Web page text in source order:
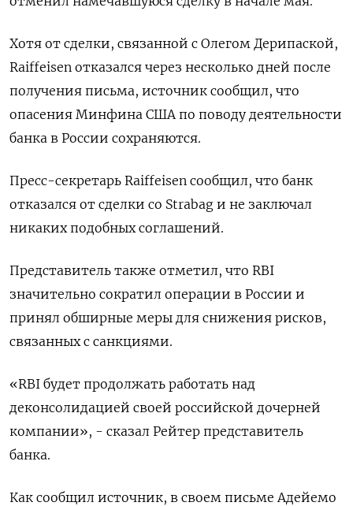
Хотя от сделки, связанной с Олегом Дерипаской,
Raiffeisen отказался через несколько дней после
получения письма, источник сообщил, что
опасения Минфина США по поводу деятельности
банка в России сохраняются.
Пресс-секретарь Raiffeisen сообщил, что банк
отказался от сделки со Strabag и не заключал
никаких подобных соглашений.
Представитель также отметил, что RBI
значительно сократил операции в России и
принял обширные меры для снижения рисков,
связанных с санкциями.
«RBI будет продолжать работать над
деконсолидацией своей российской дочерней
компании», - сказал Рейтер представитель
банка.
Как сообщил источник, в своем письме Адейемо